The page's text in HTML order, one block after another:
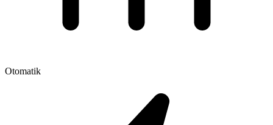
Otomatik